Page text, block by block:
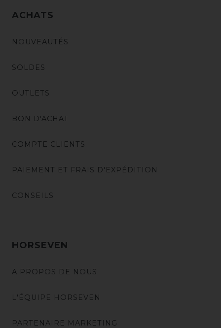
ACHATS
NOUVEAUTÉS
SOLDES
OUTLETS
BON D'ACHAT
COMPTE CLIENTS
PAIEMENT ET FRAIS D'EXPÉDITION
CONSEILS
HORSEVEN
A PROPOS DE NOUS
L'ÉQUIPE HORSEVEN
PARTENAIRE MARKETING